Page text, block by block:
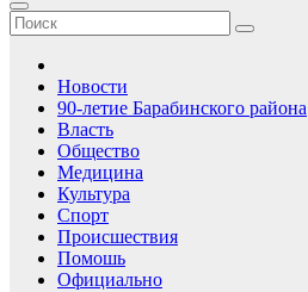
Новости
90-летие Барабинского района
Власть
Общество
Медицина
Культура
Спорт
Происшествия
Помошь
Официально